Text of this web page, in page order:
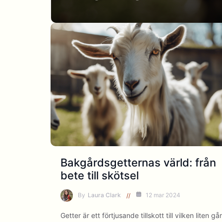
Bakgårdsgetternas värld: från
bete till skötsel
By Laura Clark 12 mar 2024
Getter är ett förtjusande tillskott till vilken liten